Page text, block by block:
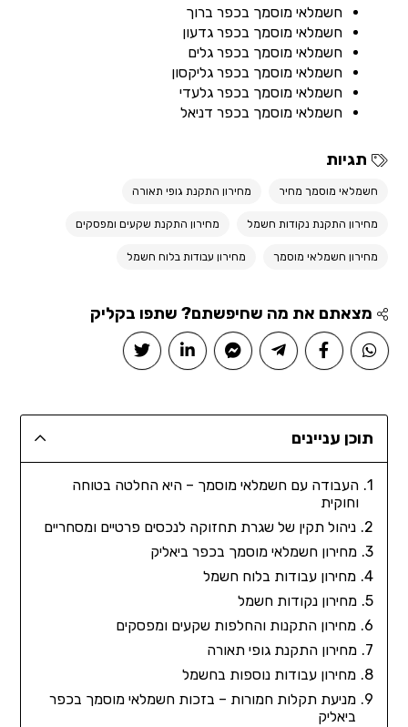
חשמלאי מוסמך בכפר ברוך
חשמלאי מוסמך בכפר גדעון
חשמלאי מוסמך בכפר גלים
חשמלאי מוסמך בכפר גליקסון
חשמלאי מוסמך בכפר גלעדי
חשמלאי מוסמך בכפר דניאל
תגיות
חשמלאי מוסמך מחיר מחירון התקנת גופי תאורה
מחירון התקנת נקודות חשמל מחירון התקנת שקעים ומפסקים
מחירון חשמלאי מוסמך מחירון עבודות בלוח חשמל
מצאתם את מה שחיפשתם? שתפו בקליק
תוכן עניינים
העבודה עם חשמלאי מוסמך – היא החלטה בטוחה
וחוקית
ניהול תקין של שגרת תחזוקה לנכסים פרטיים ומסחריים
מחירון חשמלאי מוסמך בכפר ביאליק
מחירון עבודות בלוח חשמל
מחירון נקודות חשמל
מחירון התקנות והחלפות שקעים ומפסקים
מחירון התקנת גופי תאורה
מחירון עבודות נוספות בחשמל
מניעת תקלות חמורות – בזכות חשמלאי מוסמך בכפר
ביאליק